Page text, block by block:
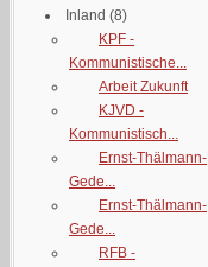
Inland (8)
KPF -
Kommunistische...
Arbeit Zukunft
KJVD -
Kommunistisch...
Ernst-Thälmann-
Gede...
Ernst-Thälmann-
Gede...
RFB -